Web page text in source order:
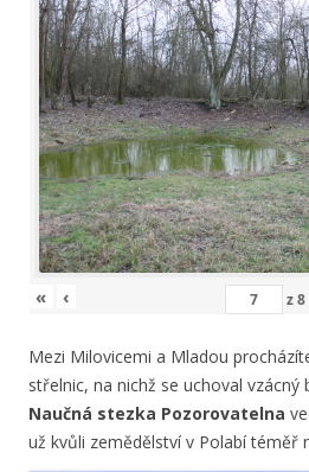
« ‹ z8
Mezi Milovicemi a Mladou
střelnic, na nichž se uchoval
Naučná stezka Pozorovatelna
už kvůli zemědělství v Polabí téměř